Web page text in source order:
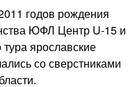
годов рождения
ЮФЛ Центр U-15 и
ярославские
со сверстниками